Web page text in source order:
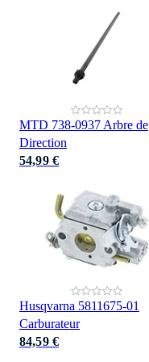
MTD 738-0937 Arbre de
Direction
54,99 €
Husqvarna 5811675-01
Carburateur
84,59 €